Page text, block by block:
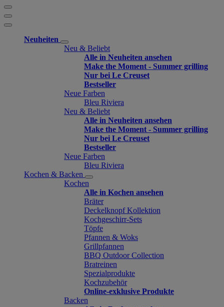
Neuheiten
Neu & Beliebt
Alle in Neuheiten ansehen
Make the Moment - Summer grilling
Nur bei Le Creuset
Bestseller
Neue Farben
Bleu Riviera
Neu & Beliebt
Alle in Neuheiten ansehen
Make the Moment - Summer grilling
Nur bei Le Creuset
Bestseller
Neue Farben
Bleu Riviera
Kochen & Backen
Kochen
Alle in Kochen ansehen
Bräter
Deckelknopf Kollektion
Kochgeschirr-Sets
Töpfe
Pfannen & Woks
Grillpfannen
BBQ Outdoor Collection
Bratreinen
Spezialprodukte
Kochzubehör
Online-exklusive Produkte
Backen